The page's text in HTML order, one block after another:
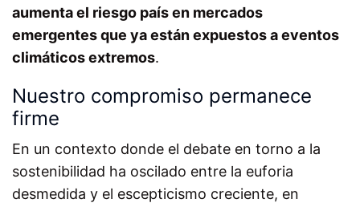
aumenta el riesgo país en mercados
emergentes que ya están expuestos a eventos
climáticos extremos.
Nuestro compromiso permanece
firme
En un contexto donde el debate en torno a la
sostenibilidad ha oscilado entre la euforia
desmedida y el escepticismo creciente, en